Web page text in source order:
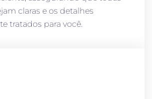
claras e os detalhes
tratados para você.